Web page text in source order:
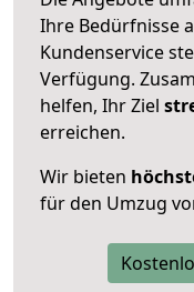
Ihre Bedürfnisse
Kundenservice
Verfügung.
helfen, Ihr Ziel
erreichen.
Wir bieten
für den Umzug